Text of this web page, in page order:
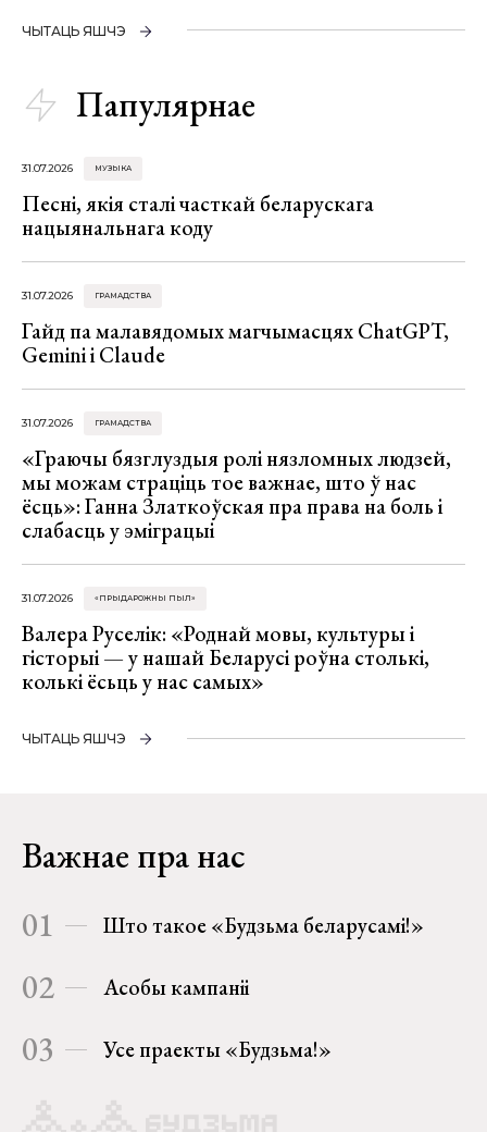
ЧЫТАЦЬ ЯШЧЭ
Папулярнае
31.07.2026 МУЗЫКА
Песні, якія сталі часткай беларускага
нацыянальнага коду
31.07.2026 ГРАМАДСТВА
Гайд па малавядомых магчымасцях ChatGPT,
Gemini і Claude
31.07.2026 ГРАМАДСТВА
«Граючы бязглуздыя ролі нязломных людзей,
мы можам страціць тое важнае, што ў нас
ёсць»: Ганна Златкоўская пра права на боль і
слабасць у эміграцыі
31.07.2026 «ПРЫДАРОЖНЫ ПЫЛ»
Валера Руселік: «Роднай мовы, культуры і
гісторыі — у нашай Беларусі роўна столькі,
колькі ёсьць у нас самых»
ЧЫТАЦЬ ЯШЧЭ
Важнае пра нас
01 Што такое «Будзьма беларусамі!»
02 Асобы кампаніі
03 Усе праекты «Будзьма!»